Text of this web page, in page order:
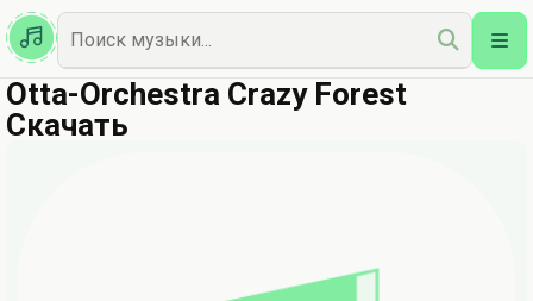
Казахская
Наш Топ
Otta-Orchestra Crazy Forest
Скачать